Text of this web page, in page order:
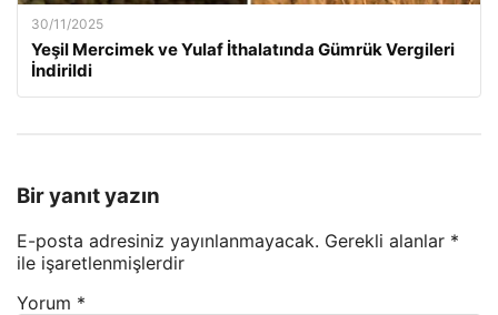
30/11/2025
Yeşil Mercimek ve Yulaf İthalatında Gümrük Vergileri
İndirildi
Bir yanıt yazın
E-posta adresiniz yayınlanmayacak. Gerekli alanlar *
ile işaretlenmişlerdir
Yorum *